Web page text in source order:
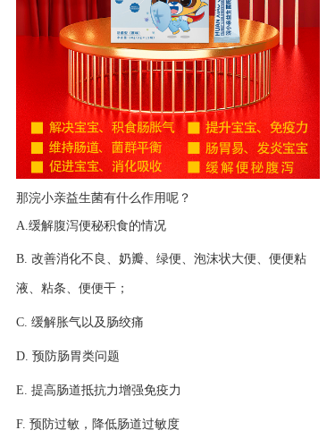
那浣小亲益生菌有什么作用呢？
A.缓解腹泻便秘积食的情况
B. 改善消化不良、奶瓣、绿便、泡沫状大便、便便粘
液、粘条、便便干；
C. 缓解胀气以及肠绞痛
D. 预防肠胃类问题
E. 提高肠道抵抗力增强免疫力
F. 预防过敏，降低肠道过敏度